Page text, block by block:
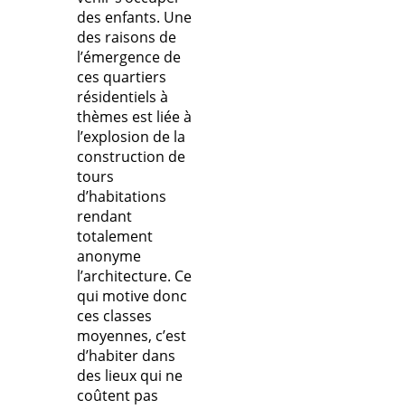
des enfants. Une
des raisons de
l’émergence de
ces quartiers
résidentiels à
thèmes est liée à
l’explosion de la
construction de
tours
d’habitations
rendant
totalement
anonyme
l’architecture. Ce
qui motive donc
ces classes
moyennes, c’est
d’habiter dans
des lieux qui ne
coûtent pas